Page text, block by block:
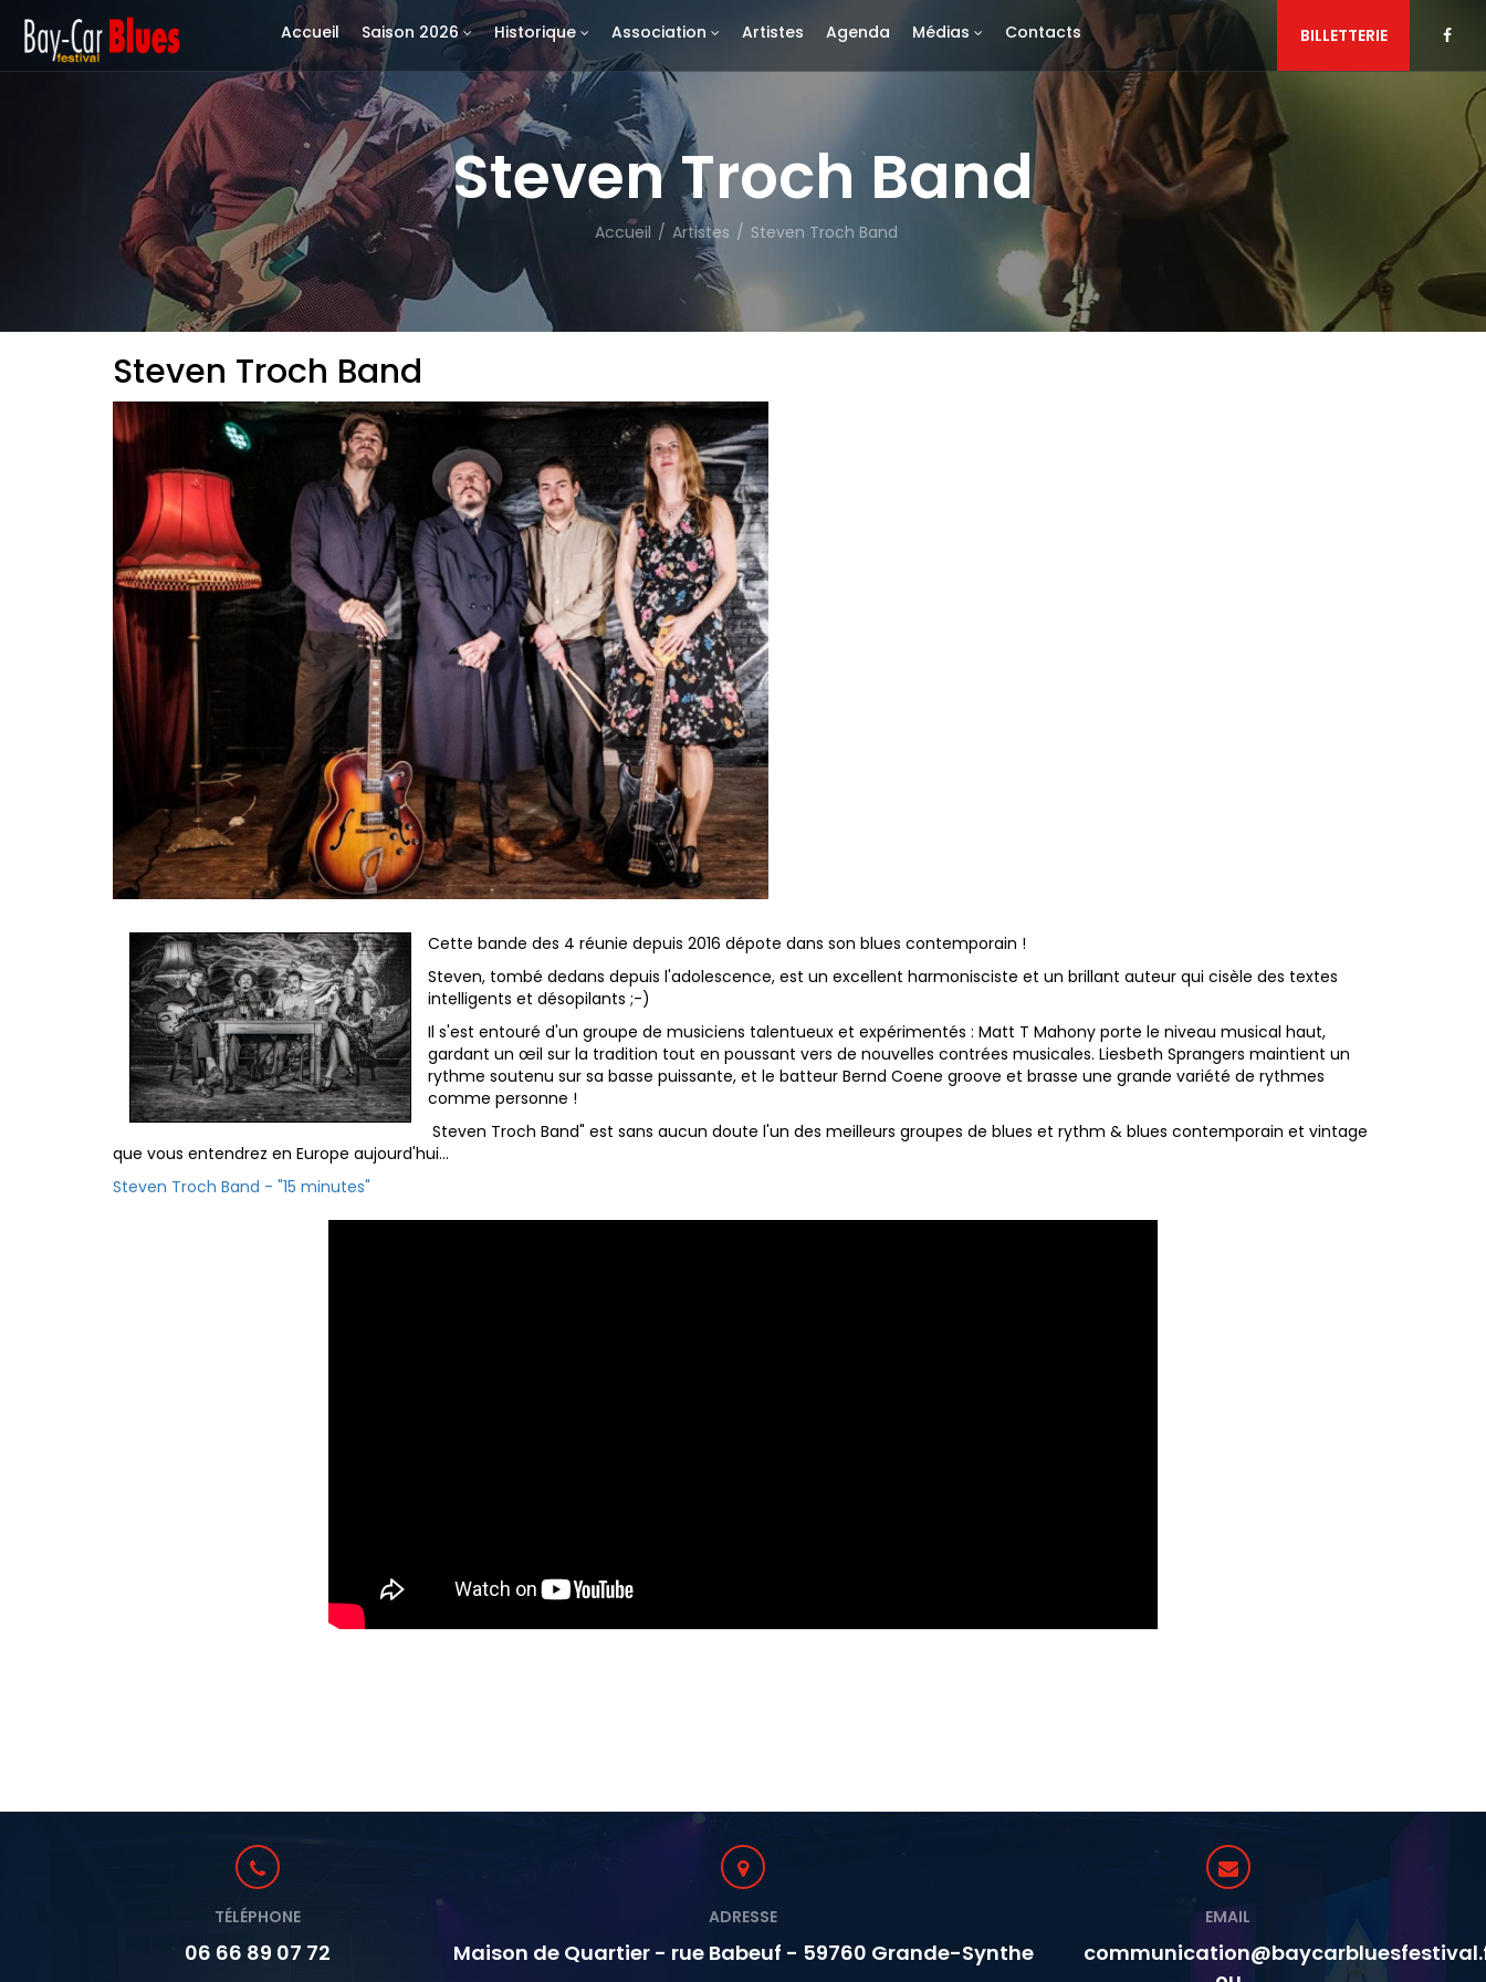
Accueil Saison 2026 Historique Association Artistes Agenda Médias Contacts BILLETTERIE
Steven Troch Band
Accueil / Artistes / Steven Troch Band
Steven Troch Band
Cette bande des 4 réunie depuis 2016 dépote dans son blues contemporain !
Steven, tombé dedans depuis l'adolescence, est un excellent harmonisciste et un brillant auteur qui cisèle des textes
intelligents et désopilants ;-)
Il s'est entouré d'un groupe de musiciens talentueux et expérimentés : Matt T Mahony porte le niveau musical haut,
gardant un œil sur la tradition tout en poussant vers de nouvelles contrées musicales. Liesbeth Sprangers maintient un
rythme soutenu sur sa basse puissante, et le batteur Bernd Coene groove et brasse une grande variété de rythmes
comme personne !
Steven Troch Band" est sans aucun doute l'un des meilleurs groupes de blues et rythm & blues contemporain et vintage
que vous entendrez en Europe aujourd'hui...
Steven Troch Band - "15 minutes"
TÉLÉPHONE
06 66 89 07 72
ADRESSE
Maison de Quartier - rue Babeuf - 59760 Grande-Synthe
EMAIL